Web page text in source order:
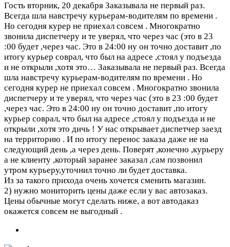
Гость вторник, 20 декабря Заказывала не первый раз.
Всегда шла навстречу курьерам-водителям по времени .
Но сегодня курер не приехал совсем . Многократно
звонила диспетчеру и те уверял, что через час (это в 23
:00 будет ,через час. Это в 24:00 ну он точно доставит ,по
итогу курьер соврал, что был на адресе ,стоял у подъезда
и не открыли ,хотя это… Заказывала не первый раз. Всегда
шла навстречу курьерам-водителям по времени . Но
сегодня курер не приехал совсем . Многократно звонила
диспетчеру и те уверял, что через час (это в 23 :00 будет
,через час. Это в 24:00 ну он точно доставит ,по итогу
курьер соврал, что был на адресе ,стоял у подъезда и не
открыли ,хотя это дичь ! У нас открывает диспетчер заезд
на территорию . И по итогу перенос заказа даже не на
следующий день ,а через день. Поверят ,конечно ,курьеру
а не клиенту ,который заранее заказал ,сам позвонил
утром курьеру,уточнил точно ли будет доставка.
Из за такого прихода очень хочется сменить магазин.
2) нужно мониторить цены даже если у вас автозаказ.
Цены обычные могут сделать ниже, а вот автодаказ
окажется совсем не выгодный .